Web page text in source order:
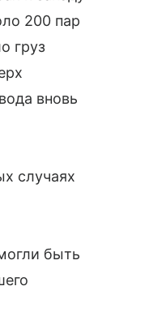
200 пар
груз
вновь
случаях
быть